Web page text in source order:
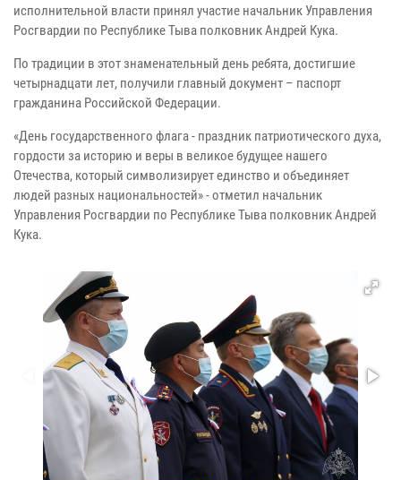
исполнительной власти принял участие начальник Управления
Росгвардии по Республике Тыва полковник Андрей Кука.
По традиции в этот знаменательный день ребята, достигшие
четырнадцати лет, получили главный документ – паспорт
гражданина Российской Федерации.
«День государственного флага - праздник патриотического духа,
гордости за историю и веры в великое будущее нашего
Отечества, который символизирует единство и объединяет
людей разных национальностей» - отметил начальник
Управления Росгвардии по Республике Тыва полковник Андрей
Кука.